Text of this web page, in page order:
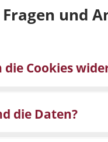
und
die Cookies
die Daten?